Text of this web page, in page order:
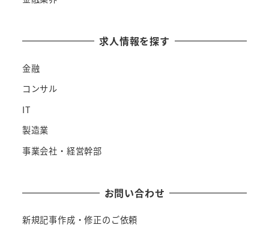
求人情報を探す
金融
コンサル
IT
製造業
事業会社・経営幹部
お問い合わせ
新規記事作成・修正のご依頼